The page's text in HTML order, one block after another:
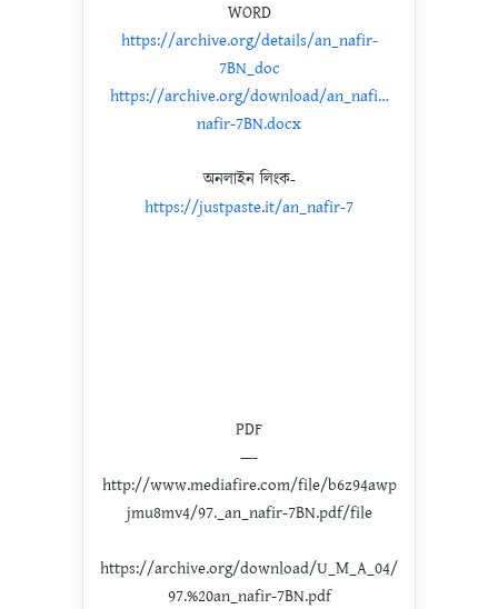
WORD
https://archive.org/details/an_nafir-
7BN_doc
https://archive.org/download/an_nafi…
nafir-7BN.docx
অনলাইন লিংক-
https://justpaste.it/an_nafir-7
PDF
—-
http://www.mediafire.com/file/b6z94awp
jmu8mv4/97._an_nafir-7BN.pdf/file
https://archive.org/download/U_M_A_04/
97.%20an_nafir-7BN.pdf